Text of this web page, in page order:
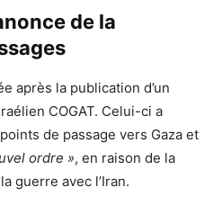
de la
après la publication d’un
COGAT. Celui-ci a
de passage vers Gaza et
ordre », en raison de la
guerre avec l’Iran.